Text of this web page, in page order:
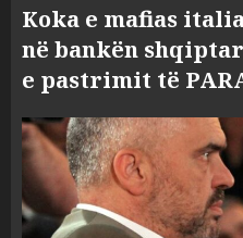
Koka e mafias
në bankën
e pastrimit të